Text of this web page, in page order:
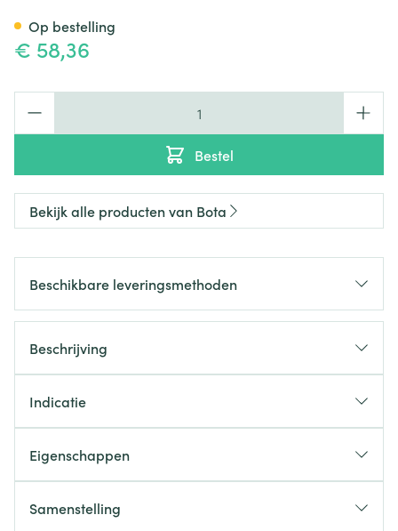
€ 58,36
Bestel
Op bestelling
Bekijk alle producten van Bota
Beschikbare leveringsmethoden
Beschrijving
Indicatie
Eigenschappen
Samenstelling